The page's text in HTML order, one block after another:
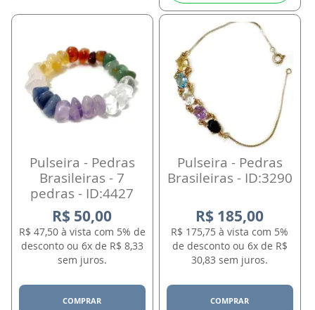
Pulseira - Pedras
Brasileiras - 7
pedras - ID:4427
R$ 50,00
R$ 47,50 à vista com 5% de
desconto ou 6x de R$ 8,33
sem juros.
COMPRAR
Pulseira - Pedras
Brasileiras - ID:3290
R$ 185,00
R$ 175,75 à vista com 5%
de desconto ou 6x de R$
30,83 sem juros.
COMPRAR